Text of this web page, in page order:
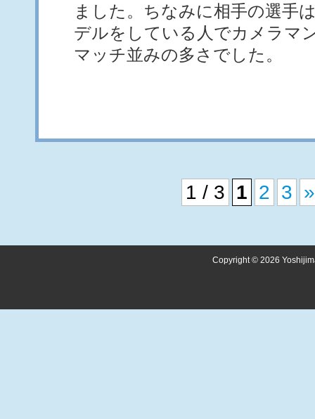
ました。ちなみに相手の選手
デルをしている人でカメラマ
マッチ並みの多さでした。
1 / 3 1 2 3 »
Copyright © 2026